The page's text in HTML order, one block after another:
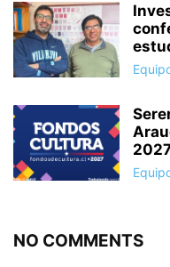
NO COMMENTS